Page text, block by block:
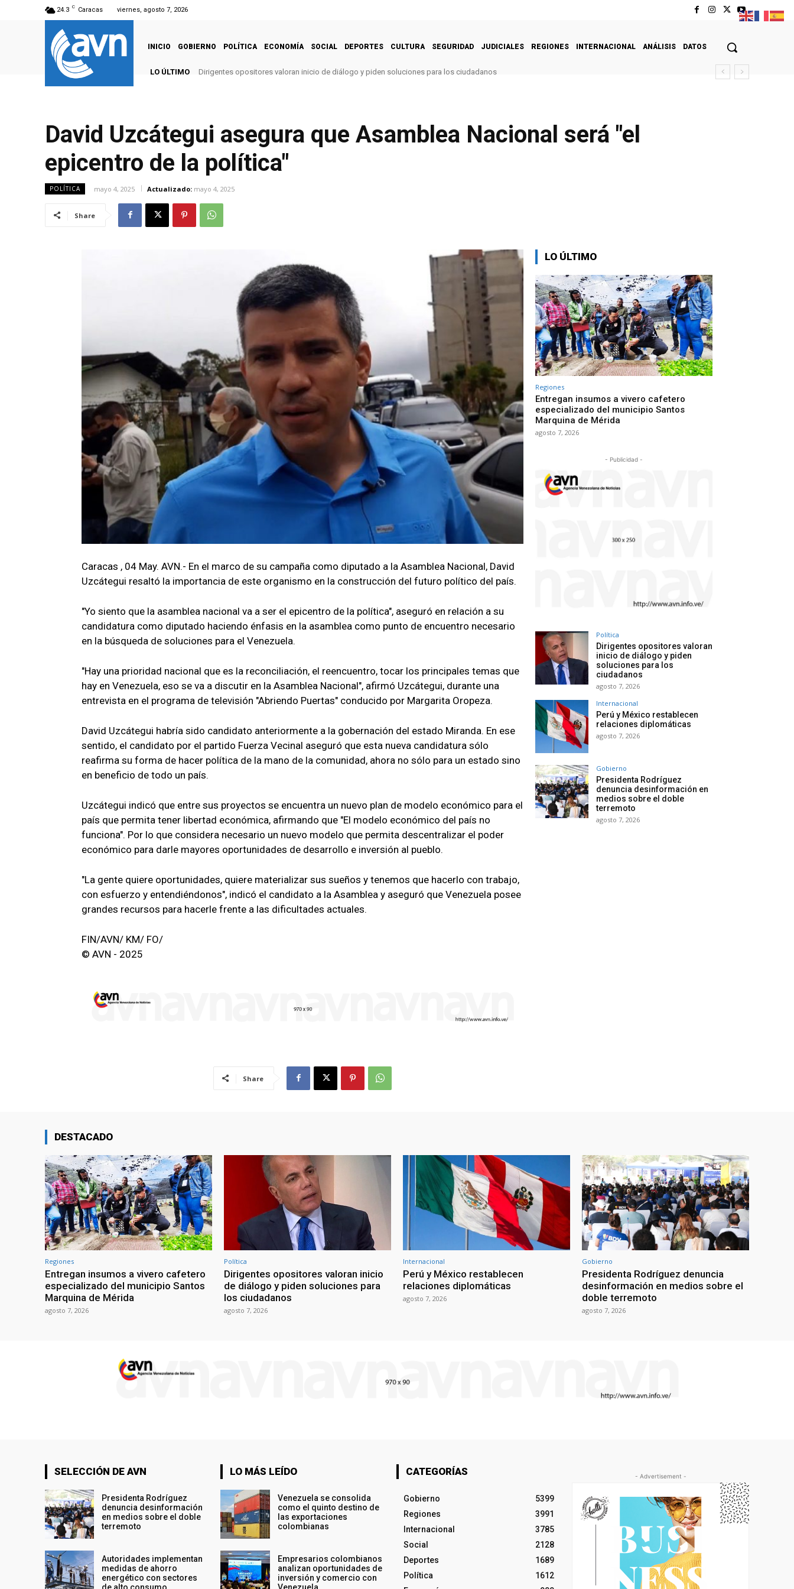
24.3 C Caracas viernes, agosto 7, 2026
INICIO GOBIERNO POLÍTICA ECONOMÍA SOCIAL DEPORTES CULTURA SEGURIDAD JUDICIALES REGIONES INTERNACIONAL ANÁLISIS DATOS
LO ÚLTIMO Dirigentes opositores valoran inicio de diálogo y piden soluciones para los ciudadanos
David Uzcátegui asegura que Asamblea Nacional será "el
epicentro de la política"
POLÍTICA mayo 4, 2025 Actualizado: mayo 4, 2025
Share
Caracas , 04 May. AVN.- En el marco de su campaña como diputado a la Asamblea Nacional, David
Uzcátegui resaltó la importancia de este organismo en la construcción del futuro político del país.
"Yo siento que la asamblea nacional va a ser el epicentro de la política", aseguró en relación a su
candidatura como diputado haciendo énfasis en la asamblea como punto de encuentro necesario
en la búsqueda de soluciones para el Venezuela.
"Hay una prioridad nacional que es la reconciliación, el reencuentro, tocar los principales temas que
hay en Venezuela, eso se va a discutir en la Asamblea Nacional", afirmó Uzcátegui, durante una
entrevista en el programa de televisión "Abriendo Puertas" conducido por Margarita Oropeza.
David Uzcátegui habría sido candidato anteriormente a la gobernación del estado Miranda. En ese
sentido, el candidato por el partido Fuerza Vecinal aseguró que esta nueva candidatura sólo
reafirma su forma de hacer política de la mano de la comunidad, ahora no sólo para un estado sino
en beneficio de todo un país.
Uzcátegui indicó que entre sus proyectos se encuentra un nuevo plan de modelo económico para el
país que permita tener libertad económica, afirmando que "El modelo económico del país no
funciona". Por lo que considera necesario un nuevo modelo que permita descentralizar el poder
económico para darle mayores oportunidades de desarrollo e inversión al pueblo.
"La gente quiere oportunidades, quiere materializar sus sueños y tenemos que hacerlo con trabajo,
con esfuerzo y entendiéndonos", indicó el candidato a la Asamblea y aseguró que Venezuela posee
grandes recursos para hacerle frente a las dificultades actuales.
FIN/AVN/ KM/ FO/
© AVN - 2025
Share
LO ÚLTIMO
Regiones
Entregan insumos a vivero cafetero
especializado del municipio Santos
Marquina de Mérida
agosto 7, 2026
- Publicidad -
Política
Dirigentes opositores valoran
inicio de diálogo y piden
soluciones para los
ciudadanos
agosto 7, 2026
Internacional
Perú y México restablecen
relaciones diplomáticas
agosto 7, 2026
Gobierno
Presidenta Rodríguez
denuncia desinformación en
medios sobre el doble
terremoto
agosto 7, 2026
DESTACADO
Regiones
Entregan insumos a vivero cafetero
especializado del municipio Santos
Marquina de Mérida
agosto 7, 2026
Política
Dirigentes opositores valoran inicio
de diálogo y piden soluciones para
los ciudadanos
agosto 7, 2026
Internacional
Perú y México restablecen
relaciones diplomáticas
agosto 7, 2026
Gobierno
Presidenta Rodríguez denuncia
desinformación en medios sobre el
doble terremoto
agosto 7, 2026
SELECCIÓN DE AVN
Presidenta Rodríguez
denuncia desinformación
en medios sobre el doble
terremoto
Autoridades implementan
medidas de ahorro
energético con sectores
LO MÁS LEÍDO
Venezuela se consolida
como el quinto destino de
las exportaciones
colombianas
Empresarios colombianos
analizan oportunidades de
inversión y comercio con
CATEGORÍAS
Gobierno
5399
Regiones
3991
Internacional
3785
Social
2128
Deportes
1689
Política
1612
- Advertisement -